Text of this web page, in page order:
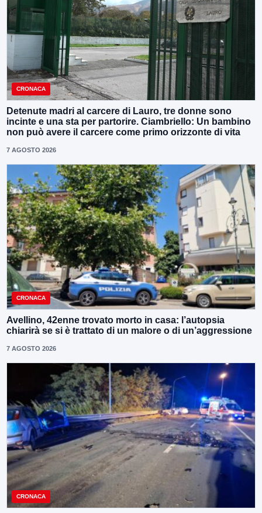
CRONACA
Detenute madri al carcere di Lauro, tre donne sono
incinte e una sta per partorire. Ciambriello: Un bambino
non può avere il carcere come primo orizzonte di vita
7 AGOSTO 2026
CRONACA
Avellino, 42enne trovato morto in casa: l’autopsia
chiarirà se si è trattato di un malore o di un’aggressione
7 AGOSTO 2026
CRONACA